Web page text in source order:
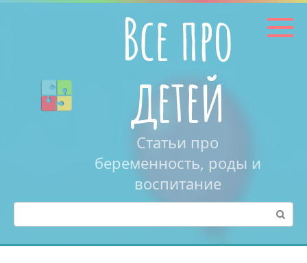
Перейти
Все про
детей
Статьи про
беременность, роды и
воспитание
Поиск: